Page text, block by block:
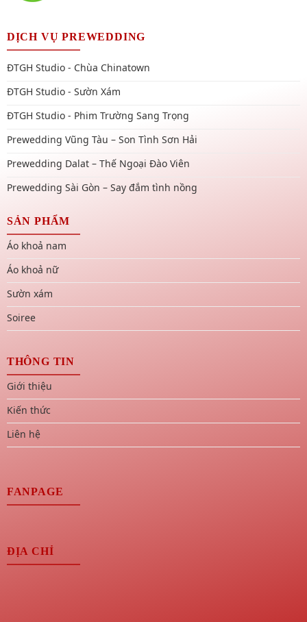
DỊCH VỤ PREWEDDING
ĐTGH Studio - Chùa Chinatown
ĐTGH Studio - Sườn Xám
ĐTGH Studio - Phim Trường Sang Trọng
Prewedding Vũng Tàu – Son Tình Sơn Hải
Prewedding Dalat – Thế Ngoại Đào Viên
Prewedding Sài Gòn – Say đắm tình nồng
SẢN PHẨM
Áo khoả nam
Áo khoả nữ
Sườn xám
Soiree
THÔNG TIN
Giới thiệu
Kiến thức
Liên hệ
FANPAGE
ĐỊA CHỈ